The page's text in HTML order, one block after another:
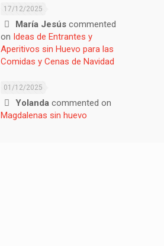
17/12/2025
María Jesúscommented
on Ideas de Entrantes y
Aperitivos sin Huevo para las
Comidas y Cenas de Navidad
01/12/2025
Yolandacommented on
Magdalenas sin huevo